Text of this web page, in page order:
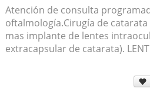
Atención de consulta
oftalmología.Cirugía de
mas implante de lentes
extracapsular de catarata).